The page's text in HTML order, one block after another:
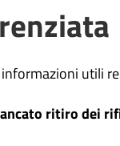
utili
ritiro dei